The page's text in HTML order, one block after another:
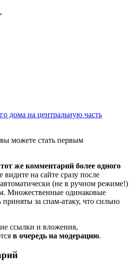
дома на центральную часть
можете стать первым
же комментарий более одного
видите на сайте сразу после
(не в ручном режиме!)
Множественные одинаковые
за спам-атаку, что сильно
ссылки и вложения,
в очередь на модерацию.